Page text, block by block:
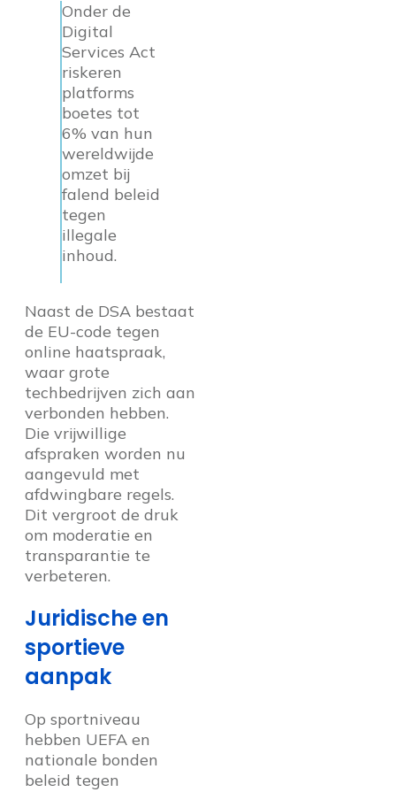
Onder de
Digital
Services Act
riskeren
platforms
boetes tot
6% van hun
wereldwijde
omzet bij
falend beleid
tegen
illegale
inhoud.
Naast de DSA bestaat
de EU-code tegen
online haatspraak,
waar grote
techbedrijven zich aan
verbonden hebben.
Die vrijwillige
afspraken worden nu
aangevuld met
afdwingbare regels.
Dit vergroot de druk
om moderatie en
transparantie te
verbeteren.
Juridische en
sportieve
aanpak
Op sportniveau
hebben UEFA en
nationale bonden
beleid tegen